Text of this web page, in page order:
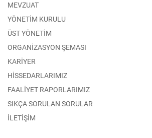
MEVZUAT
YÖNETİM KURULU
ÜST YÖNETİM
ORGANİZASYON ŞEMASI
KARİYER
HİSSEDARLARIMIZ
FAALİYET RAPORLARIMIZ
SIKÇA SORULAN SORULAR
İLETİŞİM